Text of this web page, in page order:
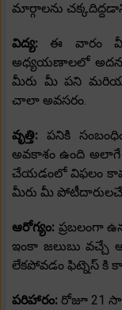
మార్గాలను
విద్య:ఈ వారం
అధ్యయణాలలో
మీరు మీ పని
చాలా అవసరం.
వృత్తి: పనికి
అవకాశం ఉంది
చేయడంలో విఫలం
మీరు మీ
ఆరోగ్యం: ప్రబలంగా
ఇంకా జలుబు వచ్చే
లేకపోవడం ఫిట్నెస్ కి
పరిహారం: రోజూ 21